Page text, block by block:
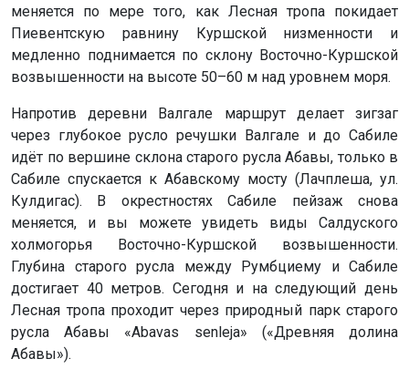
меняется по мере того, как Лесная тропа покидает
Пиевентскую равнину Куршской низменности и
медленно поднимается по склону Восточно-Куршской
возвышенности на высоте 50–60 м над уровнем моря.
Напротив деревни Валгале маршрут делает зигзаг
через глубокое русло речушки Валгале и до Сабиле
идёт по вершине склона старого русла Абавы, только в
Сабиле спускается к Абавскому мосту (Лачплеша, ул.
Кулдигас). В окрестностях Сабиле пейзаж снова
меняется, и вы можете увидеть виды Салдуского
холмогорья Восточно-Куршской возвышенности.
Глубина старого русла между Румбциему и Сабиле
достигает 40 метров. Сегодня и на следующий день
Лесная тропа проходит через природный парк старого
русла Абавы «Abavas senleja» («Древняя долина
Абавы»).